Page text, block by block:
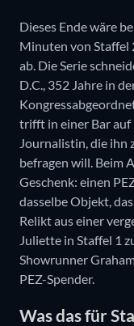
Dieses Ende wäre
Minuten von Staffel
ab. Die Serie
D.C., 352 Jahre in
trifft in einer Bar auf
Journalistin, die ihn
befragen will. Beim
Geschenk: einen
dasselbe Objekt,
Relikt aus einer
Juliette in Staffel 1
Showrunner
PEZ-Spender.
Was das für